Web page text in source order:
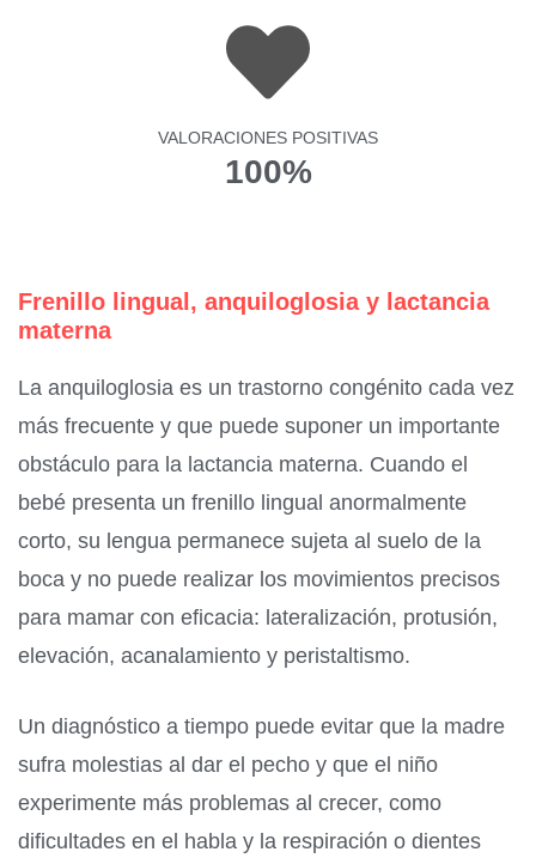
VALORACIONES POSITIVAS
100%
Frenillo lingual, anquiloglosia y lactancia
materna
La anquiloglosia es un trastorno congénito cada vez
más frecuente y que puede suponer un importante
obstáculo para la lactancia materna. Cuando el
bebé presenta un frenillo lingual anormalmente
corto, su lengua permanece sujeta al suelo de la
boca y no puede realizar los movimientos precisos
para mamar con eficacia: lateralización, protusión,
elevación, acanalamiento y peristaltismo.
Un diagnóstico a tiempo puede evitar que la madre
sufra molestias al dar el pecho y que el niño
experimente más problemas al crecer, como
dificultades en el habla y la respiración o dientes